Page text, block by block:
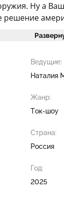
Ну а
Ведущие:
Наталия
Жанр:
Ток-шоу
Страна:
Россия
Год:
2025